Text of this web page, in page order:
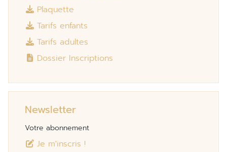
Plaquette
Tarifs enfants
Tarifs adultes
Dossier Inscriptions
Newsletter
Votre abonnement
Je m'inscris !